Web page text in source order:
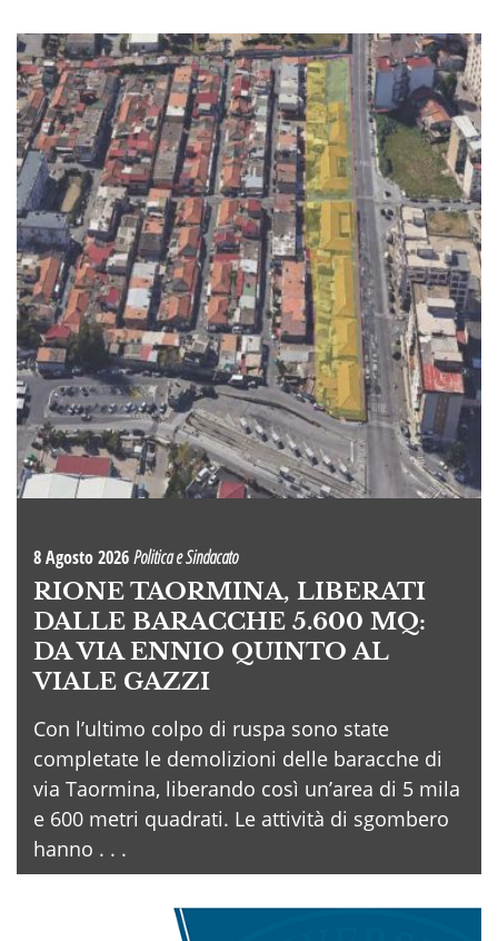
8 Agosto 2026Politica e Sindacato
RIONE TAORMINA, LIBERATI
DALLE BARACCHE 5.600 MQ:
DA VIA ENNIO QUINTO AL
VIALE GAZZI
Con l’ultimo colpo di ruspa sono state
completate le demolizioni delle baracche di
via Taormina, liberando così un’area di 5 mila
e 600 metri quadrati. Le attività di sgombero
hanno . . .